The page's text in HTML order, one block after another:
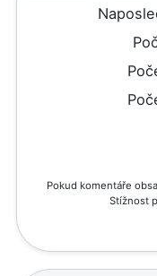
Pokud komentáře
Stížnost